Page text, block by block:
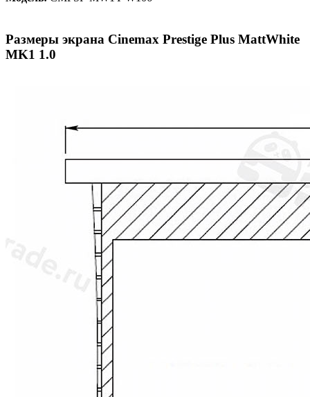
Размеры экрана Cinemax Prestige Plus MattWhite
MK1 1.0